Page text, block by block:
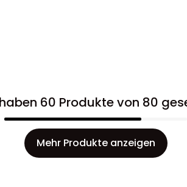
60 Produkte von 80
Mehr Produkte anzeigen